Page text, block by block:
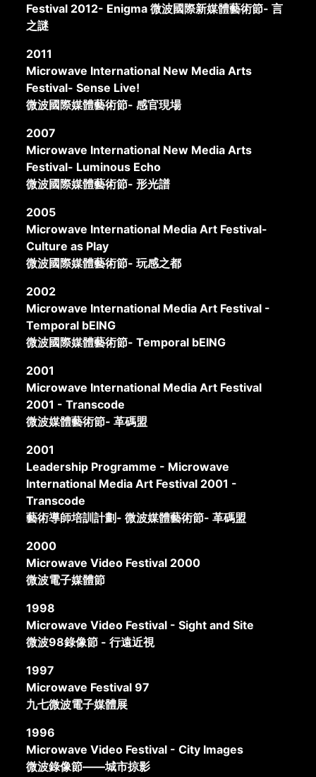
Festival 2012- Enigma 微波國際新媒體藝術節- 言
之謎
2011
Microwave International New Media Arts
Festival- Sense Live!
微波國際媒體藝術節- 感官現場
2007
Microwave International New Media Arts
Festival- Luminous Echo
微波國際媒體藝術節- 形光譜
2005
Microwave International Media Art Festival-
Culture as Play
微波國際媒體藝術節- 玩感之都
2002
Microwave International Media Art Festival -
Temporal bEING
微波國際媒體藝術節- Temporal bEING
2001
Microwave International Media Art Festival
2001 - Transcode
微波媒體藝術節- 革碼盟
2001
Leadership Programme - Microwave
International Media Art Festival 2001 -
Transcode
藝術導師培訓計劃- 微波媒體藝術節- 革碼盟
2000
Microwave Video Festival 2000
微波電子媒體節
1998
Microwave Video Festival - Sight and Site
微波98錄像節 - 行遠近視
1997
Microwave Festival 97
九七微波電子媒體展
1996
Microwave Video Festival - City Images
微波錄像節——城市掠影